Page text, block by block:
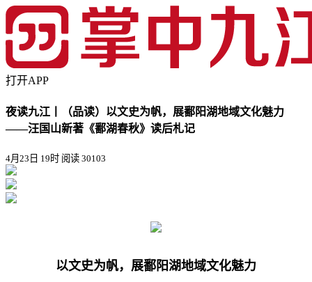
打开APP
夜读九江丨（品读）以文史为帆，展鄱阳湖地域文化魅力
——汪国山新著《鄱湖春秋》读后札记
4月23日 19时 阅读 30103
以文史为帆，展鄱阳湖地域文化魅力